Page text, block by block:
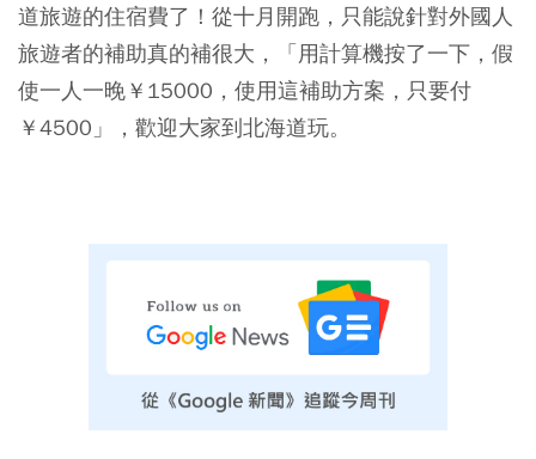
道旅遊的住宿費了！從十月開跑，只能說針對外國人
旅遊者的補助真的補很大，「用計算機按了一下，假
使一人一晚￥15000，使用這補助方案，只要付
￥4500」，歡迎大家到北海道玩。